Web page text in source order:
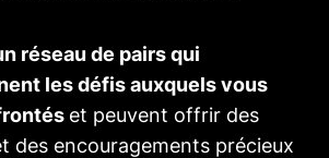
réseau de pairs qui
les défis auxquels vous
et peuvent offrir des
des encouragements précieux